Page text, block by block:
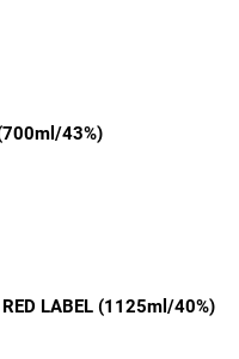
Whisky
43%)
LABEL (1125ml/40%)